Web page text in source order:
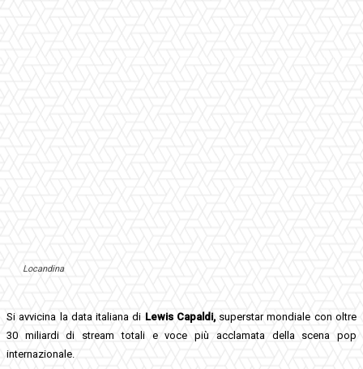
Locandina
Si avvicina la data italiana di Lewis Capaldi, superstar mondiale con oltre
30 miliardi di stream totali e voce più acclamata della scena pop
internazionale.